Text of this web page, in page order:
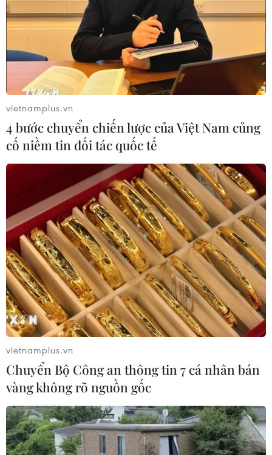
vietnamplus.vn
4 bước chuyển chiến lược của Việt Nam củng
cố niềm tin đối tác quốc tế
vietnamplus.vn
Chuyển Bộ Công an thông tin 7 cá nhân bán
vàng không rõ nguồn gốc